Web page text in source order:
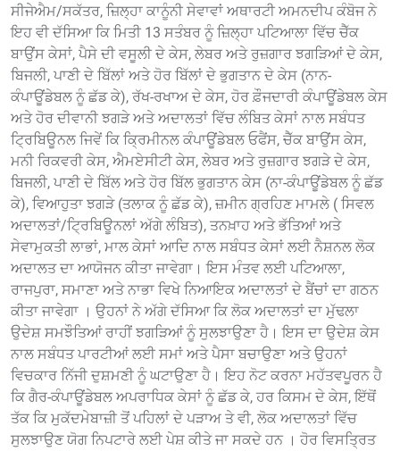
ਸੀਜੇਐਮ/ਸਕੱਤਰ, ਜ਼ਿਲ੍ਹਾ ਕਾਨੂੰਨੀ ਸੇਵਾਵਾਂ ਅਥਾਰਟੀ ਅਮਨਦੀਪ ਕੰਬੋਜ ਨੇ
ਇਹ ਵੀ ਦੱਸਿਆ ਕਿ ਮਿਤੀ 13 ਸਤੰਬਰ ਨੂੰ ਜ਼ਿਲ੍ਹਾ ਪਟਿਆਲਾ ਵਿੱਚ ਚੈੱਕ
ਬਾਉਂਸ ਕੇਸਾਂ, ਪੈਸੇ ਦੀ ਵਸੂਲੀ ਦੇ ਕੇਸ, ਲੇਬਰ ਅਤੇ ਰੁਜ਼ਗਾਰ ਝਗੜਿਆਂ ਦੇ ਕੇਸ,
ਬਿਜਲੀ, ਪਾਣੀ ਦੇ ਬਿੱਲਾਂ ਅਤੇ ਹੋਰ ਬਿੱਲਾਂ ਦੇ ਭੁਗਤਾਨ ਦੇ ਕੇਸ (ਨਾਨ-
ਕੰਪਾਊਂਡੇਬਲ ਨੂੰ ਛੱਡ ਕੇ), ਰੱਖ-ਰਖਾਅ ਦੇ ਕੇਸ, ਹੋਰ ਫ਼ੌਜਦਾਰੀ ਕੰਪਾਊਂਡੇਬਲ ਕੇਸ
ਅਤੇ ਹੋਰ ਦੀਵਾਨੀ ਝਗੜੇ ਅਤੇ ਅਦਾਲਤਾਂ ਵਿੱਚ ਲੰਬਿਤ ਕੇਸਾਂ ਨਾਲ ਸਬੰਧਤ
ਟ੍ਰਿਬਿਊਨਲ ਜਿਵੇਂ ਕਿ ਕ੍ਰਿਮੀਨਲ ਕੰਪਾਊਂਡੇਬਲ ਓਫੈਂਸ, ਚੈੱਕ ਬਾਉਂਸ ਕੇਸ,
ਮਨੀ ਰਿਕਵਰੀ ਕੇਸ, ਐਮਏਸੀਟੀ ਕੇਸ, ਲੇਬਰ ਅਤੇ ਰੁਜ਼ਗਾਰ ਝਗੜੇ ਦੇ ਕੇਸ,
ਬਿਜਲੀ, ਪਾਣੀ ਦੇ ਬਿੱਲ ਅਤੇ ਹੋਰ ਬਿੱਲ ਭੁਗਤਾਨ ਕੇਸ (ਨਾ-ਕੰਪਾਊਂਡੇਬਲ ਨੂੰ ਛੱਡ
ਕੇ), ਵਿਆਹੁਤਾ ਝਗੜੇ (ਤਲਾਕ ਨੂੰ ਛੱਡ ਕੇ), ਜ਼ਮੀਨ ਗ੍ਰਹਿਣ ਮਾਮਲੇ ( ਸਿਵਲ
ਅਦਾਲਤਾਂ/ਟ੍ਰਿਬਿਊਨਲਾਂ ਅੱਗੇ ਲੰਬਿਤ), ਤਨਖ਼ਾਹ ਅਤੇ ਭੱਤਿਆਂ ਅਤੇ
ਸੇਵਾਮੁਕਤੀ ਲਾਭਾਂ, ਮਾਲ ਕੇਸਾਂ ਆਦਿ ਨਾਲ ਸਬੰਧਤ ਕੇਸਾਂ ਲਈ ਨੈਸ਼ਨਲ ਲੋਕ
ਅਦਾਲਤ ਦਾ ਆਯੋਜਨ ਕੀਤਾ ਜਾਵੇਗਾ। ਇਸ ਮੰਤਵ ਲਈ ਪਟਿਆਲਾ,
ਰਾਜਪੁਰਾ, ਸਮਾਣਾ ਅਤੇ ਨਾਭਾ ਵਿਖੇ ਨਿਆਇਕ ਅਦਾਲਤਾਂ ਦੇ ਬੈਂਚਾਂ ਦਾ ਗਠਨ
ਕੀਤਾ ਜਾਵੇਗਾ । ਉਹਨਾਂ ਨੇ ਅੱਗੇ ਦੱਸਿਆ ਕਿ ਲੋਕ ਅਦਾਲਤਾਂ ਦਾ ਮੁੱਢਲਾ
ਉਦੇਸ਼ ਸਮਝੌਤਿਆਂ ਰਾਹੀਂ ਝਗੜਿਆਂ ਨੂੰ ਸੁਲਝਾਉਣਾ ਹੈ। ਇਸ ਦਾ ਉਦੇਸ਼ ਕੇਸ
ਨਾਲ ਸਬੰਧਤ ਪਾਰਟੀਆਂ ਲਈ ਸਮਾਂ ਅਤੇ ਪੈਸਾ ਬਚਾਉਣਾ ਅਤੇ ਉਹਨਾਂ
ਵਿਚਕਾਰ ਨਿੱਜੀ ਦੁਸ਼ਮਣੀ ਨੂੰ ਘਟਾਉਣਾ ਹੈ। ਇਹ ਨੋਟ ਕਰਨਾ ਮਹੱਤਵਪੂਰਨ ਹੈ
ਕਿ ਗੈਰ-ਕੰਪਾਊਂਡੇਬਲ ਅਪਰਾਧਿਕ ਕੇਸਾਂ ਨੂੰ ਛੱਡ ਕੇ, ਹਰ ਕਿਸਮ ਦੇ ਕੇਸ, ਇੱਥੋਂ
ਤੱਕ ਕਿ ਮੁਕੱਦਮੇਬਾਜ਼ੀ ਤੋਂ ਪਹਿਲਾਂ ਦੇ ਪੜਾਅ ਤੇ ਵੀ, ਲੋਕ ਅਦਾਲਤਾਂ ਵਿੱਚ
ਸੁਲਝਾਉਣ ਯੋਗ ਨਿਪਟਾਰੇ ਲਈ ਪੇਸ਼ ਕੀਤੇ ਜਾ ਸਕਦੇ ਹਨ । ਹੋਰ ਵਿਸਤ੍ਰਿਤ